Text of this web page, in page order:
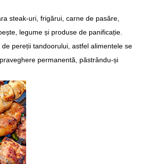
steak-uri, frigărui, carne de pasăre,
legume și produse de panificație.
pereții tandoorului, astfel alimentele se
permanentă, păstrându-și